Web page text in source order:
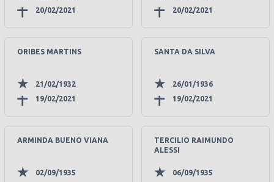
20/02/2021
20/02/2021
ORIBES MARTINS
21/02/1932
19/02/2021
SANTA DA SILVA
26/01/1936
19/02/2021
ARMINDA BUENO VIANA
02/09/1935
TERCILIO RAIMUNDO
ALESSI
06/09/1935